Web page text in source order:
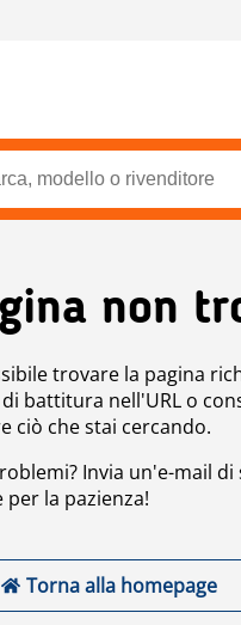
non
trovare la pagina
battitura nell'URL o
ciò che stai cercando.
Invia un'e-mail
per la pazienza!
Torna alla homepage